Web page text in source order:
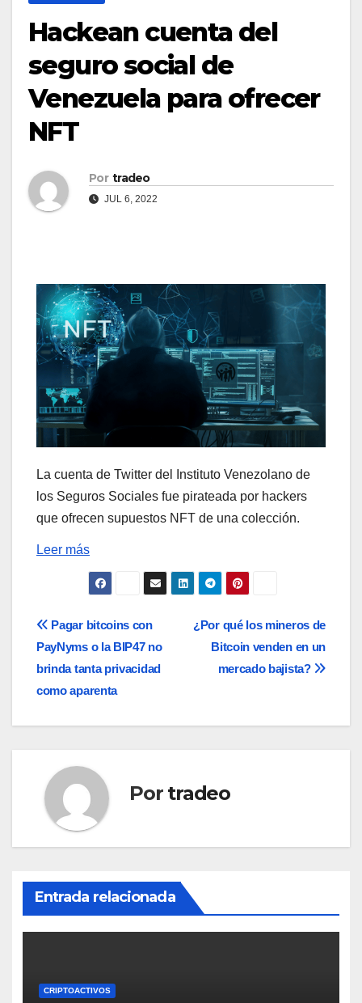
Hackean cuenta del
seguro social de
Venezuela para ofrecer
NFT
Por tradeo
JUL 6, 2022
La cuenta de Twitter del Instituto Venezolano de
los Seguros Sociales fue pirateada por hackers
que ofrecen supuestos NFT de una colección.
Leer más
Navegación
de
entradas
¿Por qué los mineros de
Bitcoin venden en un
mercado bajista?
Pagar bitcoins con
PayNyms o la BIP47 no
brinda tanta privacidad
como aparenta
Por tradeo
Entrada relacionada
CRIPTOACTIVOS